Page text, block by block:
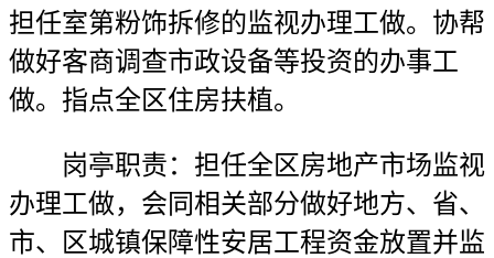
担任室第粉饰拆修的监视办理工做。协帮
做好客商调查市政设备等投资的办事工
做。指点全区住房扶植。
岗亭职责：担任全区房地产市场监视
办理工做，会同相关部分做好地方、省、
市、区城镇保障性安居工程资金放置并监